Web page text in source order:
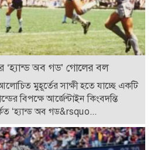
‘হ্যান্ড অব গড’ গোলের বল
মুহূর্তের সাক্ষী হতে যাচ্ছে একটি
বিপক্ষে আর্জেন্টাইন কিংবদন্তি
‘হ্যান্ড অব গড&rsquo...